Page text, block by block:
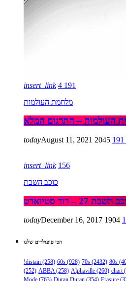
insert_link 4 191
מלחמת העולמות
העולמות – התרגום המלא
todayAugust 11, 2021 2045 191
insert_link 156
כוכב השבת
השבת 27 – רוד סטיוארט
todayDecember 16, 2017 1904
הכי פופולרים שלנו
!distain (258) 60s (928) 70s (2432) 80s
(252) ABBA(258) Alphaville (260) chart